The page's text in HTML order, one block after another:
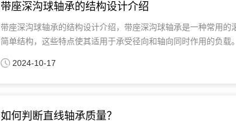
带座深沟球轴承的结构设计介绍
带座深沟球轴承的结构设计介绍，带座深沟球轴承是一种常用
简单结构，这些特点使其适用于承受径向和轴向同时作用的负载
2024-10-17
如何判断直线轴承质量？